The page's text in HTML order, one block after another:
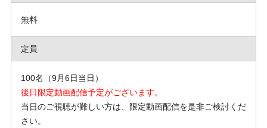
無料
定員
100名（9月6日当日）
後日限定動画配信予定がございます。
当日のご視聴が難しい方は、限定動画配信を是非ご検討くだ
さい。